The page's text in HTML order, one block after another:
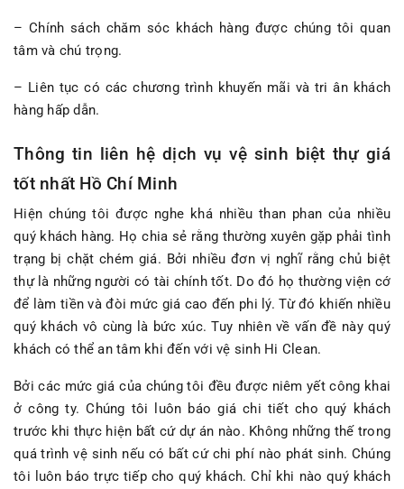
– Chính sách chăm sóc khách hàng được chúng tôi quan
tâm và chú trọng.
– Liên tục có các chương trình khuyến mãi và tri ân khách
hàng hấp dẫn.
Thông tin liên hệ dịch vụ vệ sinh biệt thự giá
tốt nhất Hồ Chí Minh
Hiện chúng tôi được nghe khá nhiều than phan của nhiều
quý khách hàng. Họ chia sẻ rằng thường xuyên gặp phải tình
trạng bị chặt chém giá. Bởi nhiều đơn vị nghĩ rằng chủ biệt
thự là những người có tài chính tốt. Do đó họ thường viện cớ
để làm tiền và đòi mức giá cao đến phi lý. Từ đó khiến nhiều
quý khách vô cùng là bức xúc. Tuy nhiên về vấn đề này quý
khách có thể an tâm khi đến với vệ sinh Hi Clean.
Bởi các mức giá của chúng tôi đều được niêm yết công khai
ở công ty. Chúng tôi luôn báo giá chi tiết cho quý khách
trước khi thực hiện bất cứ dự án nào. Không những thế trong
quá trình vệ sinh nếu có bất cứ chi phí nào phát sinh. Chúng
tôi luôn báo trực tiếp cho quý khách. Chỉ khi nào quý khách